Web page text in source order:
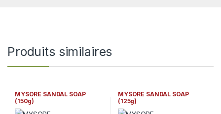
Produits similaires
MYSORE SANDAL SOAP
(150g)
MYSORE SANDAL SOAP
(125g)